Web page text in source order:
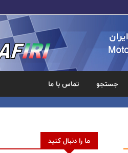
جستجو تماس با ما
ما را دنبال کنید